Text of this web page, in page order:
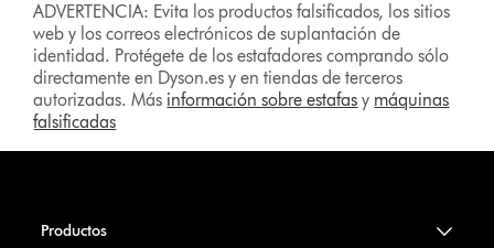
ADVERTENCIA: Evita los productos falsificados, los sitios
web y los correos electrónicos de suplantación de
identidad. Protégete de los estafadores comprando sólo
directamente en Dyson.es y en tiendas de terceros
autorizadas. Más información sobre estafas y máquinas
falsificadas
Productos